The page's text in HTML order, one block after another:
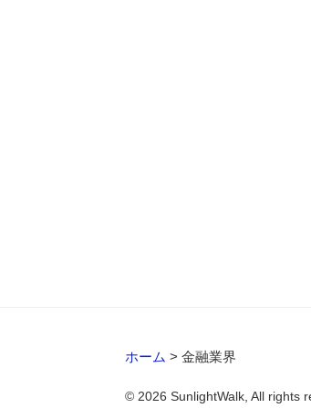
ホーム >金融業界
© 2026 SunlightWalk, All rights